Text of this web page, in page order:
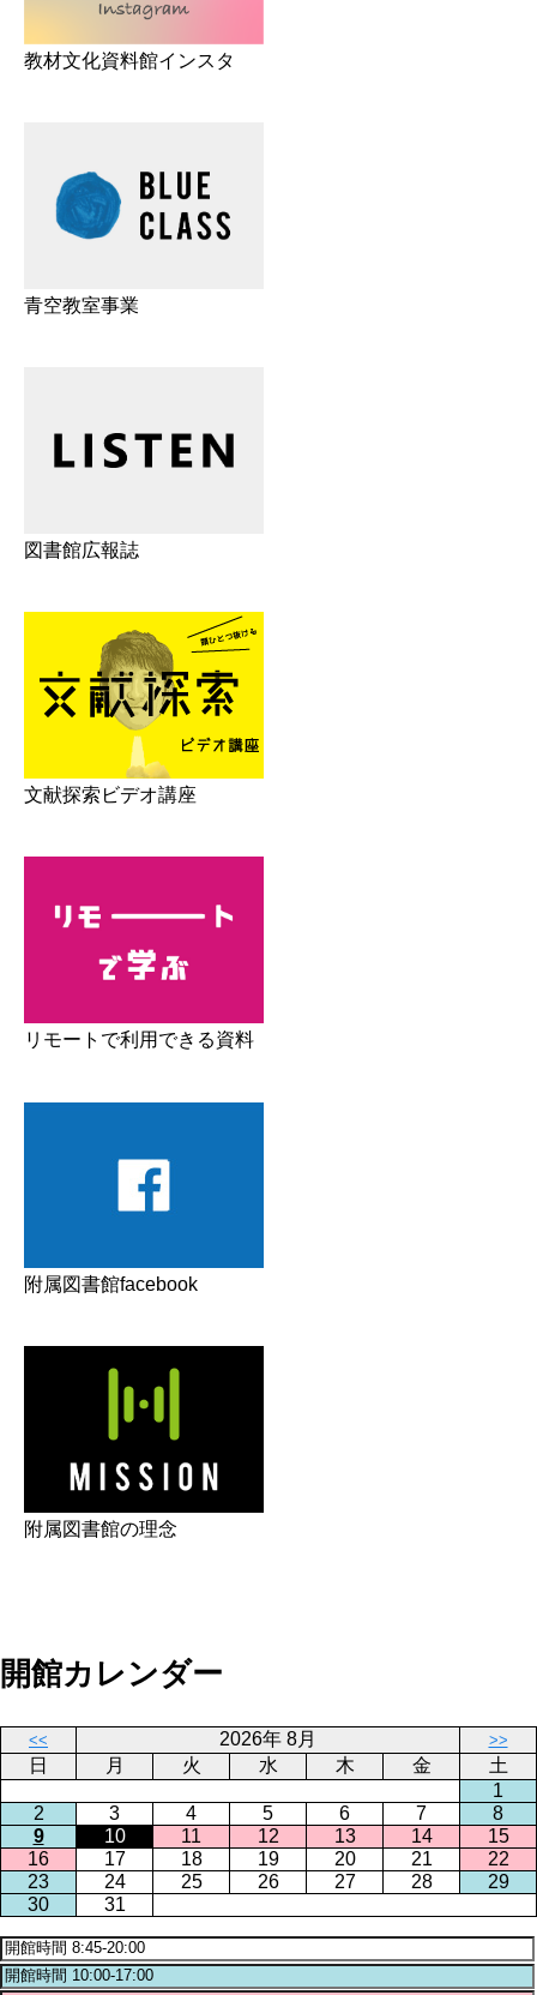
教材文化資料館インスタ
青空教室事業
図書館広報誌
文献探索ビデオ講座
リモートで利用できる資料
附属図書館facebook
附属図書館の理念
開館カレンダー
<< 2026年 8月 >>
日 月 火 水 木 金
土
1
2
3 4 5 6 7
8
9
10 11 12 13 14
15
16
17 18 19 20 21
22
23
24 25 26 27 28
29
30
31